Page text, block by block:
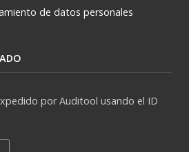
de datos personales
por Auditool usando el ID